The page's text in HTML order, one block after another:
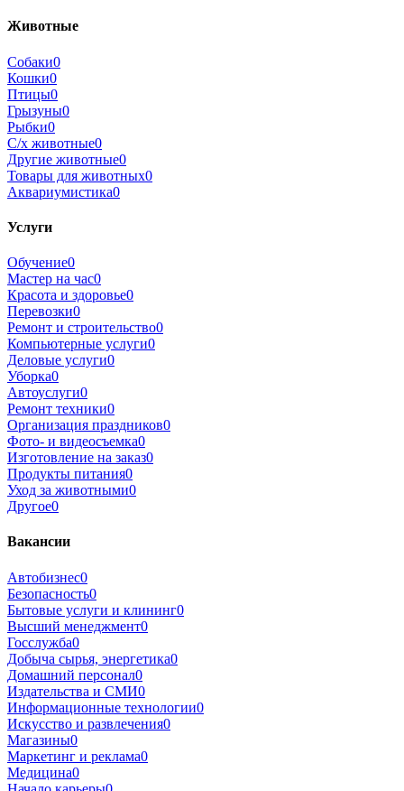
Животные
Собаки0
Кошки0
Птицы0
Грызуны0
Рыбки0
С/х животные0
Другие животные0
Товары для животных0
Аквариумистика0
Услуги
Обучение0
Мастер на час0
Красота и здоровье0
Перевозки0
Ремонт и строительство0
Компьютерные услуги0
Деловые услуги0
Уборка0
Автоуслуги0
Ремонт техники0
Организация праздников0
Фото- и видеосъемка0
Изготовление на заказ0
Продукты питания0
Уход за животными0
Другое0
Вакансии
Автобизнес0
Безопасность0
Бытовые услуги и клининг0
Высший менеджмент0
Госслужба0
Добыча сырья, энергетика0
Домашний персонал0
Издательства и СМИ0
Информационные технологии0
Искусство и развлечения0
Магазины0
Маркетинг и реклама0
Медицина0